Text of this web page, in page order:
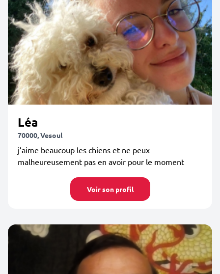
Léa
70000, Vesoul
j’aime beaucoup les chiens et ne peux
malheureusement pas en avoir pour le moment
Voir son profil